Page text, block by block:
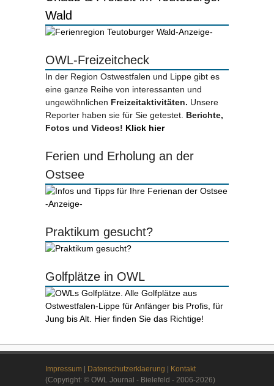
Wald
-Anzeige-
OWL-Freizeitcheck
In der Region Ostwestfalen und Lippe gibt es
eine ganze Reihe von interessanten und
ungewöhnlichen Freizeitaktivitäten. Unsere
Reporter haben sie für Sie getestet. Berichte,
Fotos und Videos! Klick hier
Ferien und Erholung an der
Ostsee
-Anzeige-
Praktikum gesucht?
Golfplätze in OWL
Impressum Datenschutzerklaerung
Kontakt
(Copyright: © OWL Journal - Bielefeld - 2006-2026)